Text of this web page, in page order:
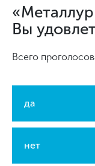
Вы
Всего
да
нет